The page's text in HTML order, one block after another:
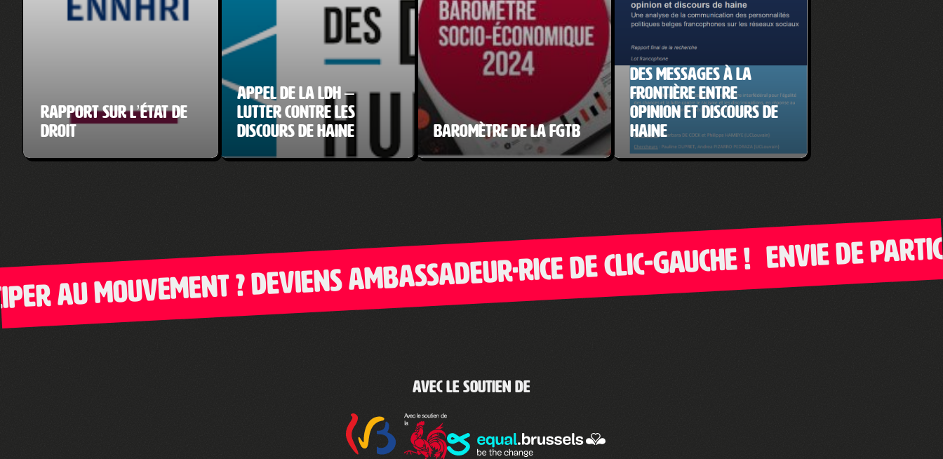
Rapport sur l’État de
droit
Appel de la LDH –
Lutter contre les
discours de haine
Baromètre de la FGTB
Des messages à la
frontière entre
opinion et discours de
haine
mouvement ? Deviens ambassadeur·rice de Clic-Gauche !
Envie de
Avec le soutien de